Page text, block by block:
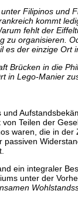
Filipinos
kommt
fehlt der
zu organisieren.
der einzige Ort
Brücken in die
in Lego-Manier
Teilen der
waren, die in
ein integraler
unter der